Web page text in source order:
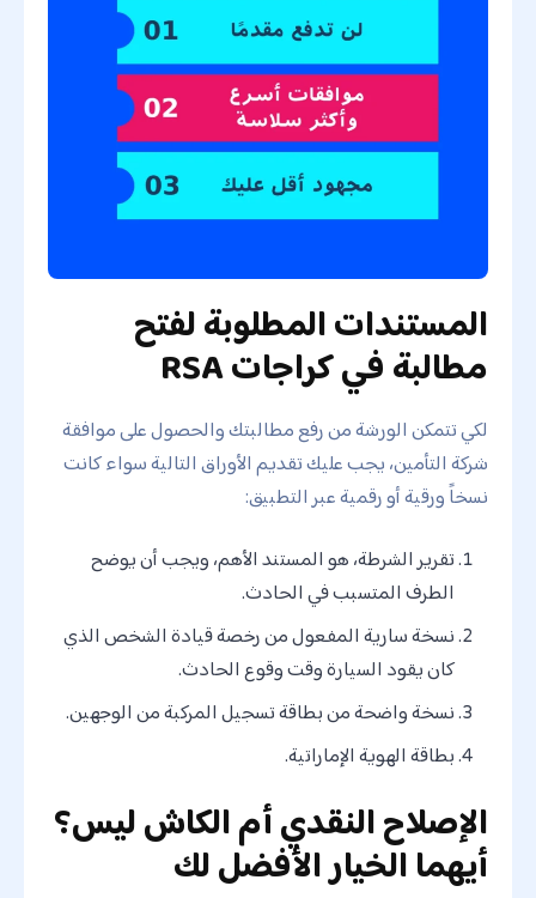
المستندات المطلوبة لفتح
مطالبة في كراجات RSA
لكي تتمكن الورشة من رفع مطالبتك والحصول على موافقة
شركة التأمين، يجب عليك تقديم الأوراق التالية سواء كانت
نسخاً ورقية أو رقمية عبر التطبيق:
تقرير الشرطة، هو المستند الأهم، ويجب أن يوضح
الطرف المتسبب في الحادث.
نسخة سارية المفعول من رخصة قيادة الشخص الذي
كان يقود السيارة وقت وقوع الحادث.
نسخة واضحة من بطاقة تسجيل المركبة من الوجهين.
بطاقة الهوية الإماراتية.
الإصلاح النقدي أم الكاش ليس؟
أيهما الخيار الأفضل لك